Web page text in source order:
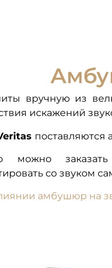
вручную из
искажений
поставляются
можно
со звуком
амбушюр на